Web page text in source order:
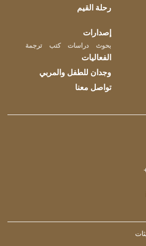
رحلة القيم
إصدارات
بحوث دراسات كتب ترجمة
الفعاليات
وجدان للطفل والمربي
تواصل معنا